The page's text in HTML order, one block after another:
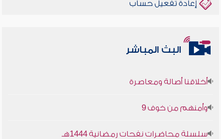
إعادة تفعيل حساب
البث المباشر